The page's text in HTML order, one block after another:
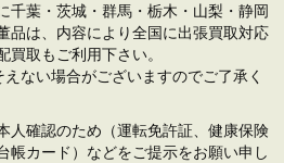
千葉・茨城・群馬・栃木・山梨・静岡
品は、内容により全国に出張買取対応
買取もご利用下さい。
ない場合がございますのでご了承く
人確認のため（運転免許証、健康保険
帳カード）などをご提示をお願い申し